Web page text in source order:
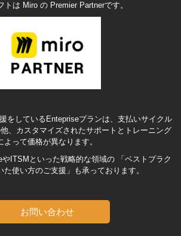
トは Miro の Premier Partnerです。
をしているEntepriseプランは、支払いサイクル
、 カスタマイズされたサポートとトレーニング
よって価格が異なります。
ITSMといった戦略的な領域の 「ベストプラク
た使い方のご支援」も承っております。
お問い合わせ